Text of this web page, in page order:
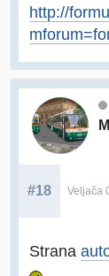
http://
#18 Veljača
Strana